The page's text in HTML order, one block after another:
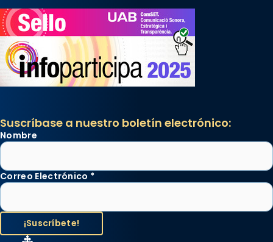
Suscríbase a nuestro boletín electrónico:
Nombre
Correo Electrónico *